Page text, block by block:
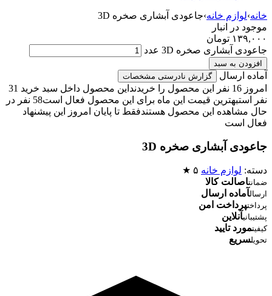
خانه›لوازم خانه›جاعودی آبشاری صخره 3D
موجود در انبار
۱۳۹,۰۰۰ تومان
جاعودی آبشاری صخره 3D عدد
افزودن به سبد
آماده ارسال گزارش نادرستی مشخصات
امروز 16 نفر این محصول را خریدند
این محصول داخل سبد خرید 31
نفر استبهترین قیمت این ماه برای این محصول فعال است
58 نفر در
حال مشاهده این محصول هستندفقط تا پایان امروز این پیشنهاد
فعال است
جاعودی آبشاری صخره 3D
دسته: لوازم خانه ۵ ★
ضمانتاصالت کالا
ارسالآماده ارسال
پرداختپرداخت امن
پشتیبانیآنلاین
کیفیتمورد تایید
تحویلسریع